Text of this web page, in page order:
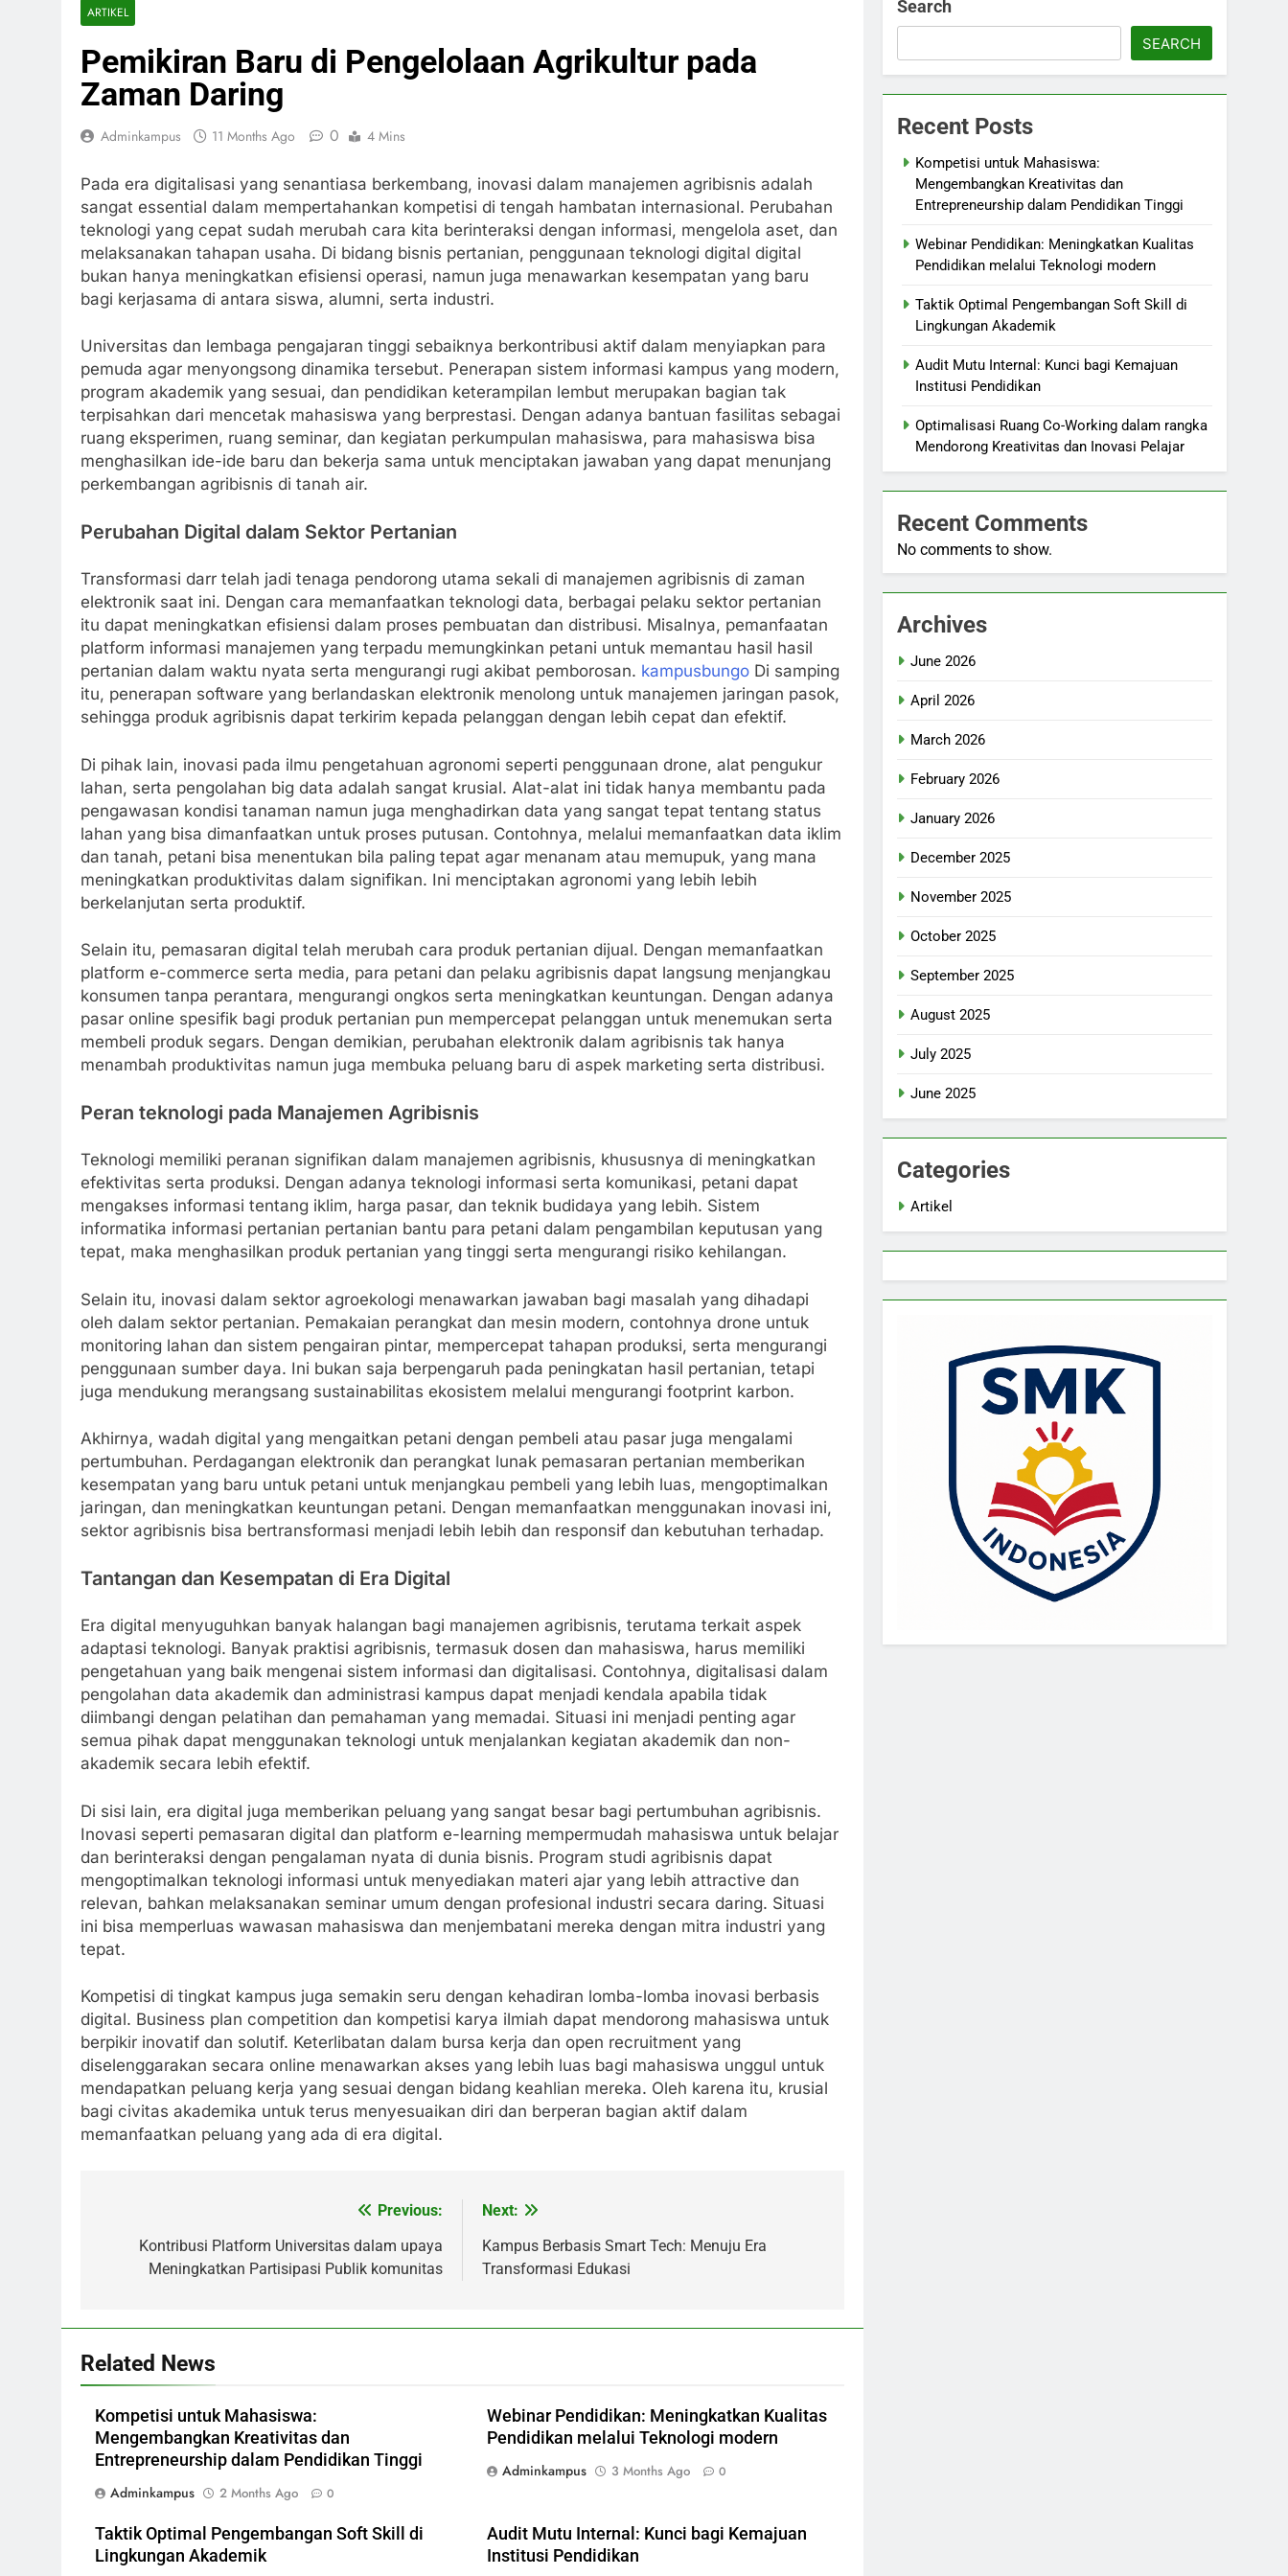
ARTIKEL
Pemikiran Baru di Pengelolaan Agrikultur pada
Zaman Daring
Adminkampus 11 Months Ago 0 4 Mins
Pada era digitalisasi yang senantiasa berkembang, inovasi dalam manajemen agribisnis adalah
sangat essential dalam mempertahankan kompetisi di tengah hambatan internasional. Perubahan
teknologi yang cepat sudah merubah cara kita berinteraksi dengan informasi, mengelola aset, dan
melaksanakan tahapan usaha. Di bidang bisnis pertanian, penggunaan teknologi digital digital
bukan hanya meningkatkan efisiensi operasi, namun juga menawarkan kesempatan yang baru
bagi kerjasama di antara siswa, alumni, serta industri.
Universitas dan lembaga pengajaran tinggi sebaiknya berkontribusi aktif dalam menyiapkan para
pemuda agar menyongsong dinamika tersebut. Penerapan sistem informasi kampus yang modern,
program akademik yang sesuai, dan pendidikan keterampilan lembut merupakan bagian tak
terpisahkan dari mencetak mahasiswa yang berprestasi. Dengan adanya bantuan fasilitas sebagai
ruang eksperimen, ruang seminar, dan kegiatan perkumpulan mahasiswa, para mahasiswa bisa
menghasilkan ide-ide baru dan bekerja sama untuk menciptakan jawaban yang dapat menunjang
perkembangan agribisnis di tanah air.
Perubahan Digital dalam Sektor Pertanian
Transformasi darr telah jadi tenaga pendorong utama sekali di manajemen agribisnis di zaman
elektronik saat ini. Dengan cara memanfaatkan teknologi data, berbagai pelaku sektor pertanian
itu dapat meningkatkan efisiensi dalam proses pembuatan dan distribusi. Misalnya, pemanfaatan
platform informasi manajemen yang terpadu memungkinkan petani untuk memantau hasil hasil
pertanian dalam waktu nyata serta mengurangi rugi akibat pemborosan. kampusbungo Di samping
itu, penerapan software yang berlandaskan elektronik menolong untuk manajemen jaringan pasok,
sehingga produk agribisnis dapat terkirim kepada pelanggan dengan lebih cepat dan efektif.
Di pihak lain, inovasi pada ilmu pengetahuan agronomi seperti penggunaan drone, alat pengukur
lahan, serta pengolahan big data adalah sangat krusial. Alat-alat ini tidak hanya membantu pada
pengawasan kondisi tanaman namun juga menghadirkan data yang sangat tepat tentang status
lahan yang bisa dimanfaatkan untuk proses putusan. Contohnya, melalui memanfaatkan data iklim
dan tanah, petani bisa menentukan bila paling tepat agar menanam atau memupuk, yang mana
meningkatkan produktivitas dalam signifikan. Ini menciptakan agronomi yang lebih lebih
berkelanjutan serta produktif.
Selain itu, pemasaran digital telah merubah cara produk pertanian dijual. Dengan memanfaatkan
platform e-commerce serta media, para petani dan pelaku agribisnis dapat langsung menjangkau
konsumen tanpa perantara, mengurangi ongkos serta meningkatkan keuntungan. Dengan adanya
pasar online spesifik bagi produk pertanian pun mempercepat pelanggan untuk menemukan serta
membeli produk segars. Dengan demikian, perubahan elektronik dalam agribisnis tak hanya
menambah produktivitas namun juga membuka peluang baru di aspek marketing serta distribusi.
Peran teknologi pada Manajemen Agribisnis
Teknologi memiliki peranan signifikan dalam manajemen agribisnis, khususnya di meningkatkan
efektivitas serta produksi. Dengan adanya teknologi informasi serta komunikasi, petani dapat
mengakses informasi tentang iklim, harga pasar, dan teknik budidaya yang lebih. Sistem
informatika informasi pertanian pertanian bantu para petani dalam pengambilan keputusan yang
tepat, maka menghasilkan produk pertanian yang tinggi serta mengurangi risiko kehilangan.
Selain itu, inovasi dalam sektor agroekologi menawarkan jawaban bagi masalah yang dihadapi
oleh dalam sektor pertanian. Pemakaian perangkat dan mesin modern, contohnya drone untuk
monitoring lahan dan sistem pengairan pintar, mempercepat tahapan produksi, serta mengurangi
penggunaan sumber daya. Ini bukan saja berpengaruh pada peningkatan hasil pertanian, tetapi
juga mendukung merangsang sustainabilitas ekosistem melalui mengurangi footprint karbon.
Akhirnya, wadah digital yang mengaitkan petani dengan pembeli atau pasar juga mengalami
pertumbuhan. Perdagangan elektronik dan perangkat lunak pemasaran pertanian memberikan
kesempatan yang baru untuk petani untuk menjangkau pembeli yang lebih luas, mengoptimalkan
jaringan, dan meningkatkan keuntungan petani. Dengan memanfaatkan menggunakan inovasi ini,
sektor agribisnis bisa bertransformasi menjadi lebih lebih dan responsif dan kebutuhan terhadap.
Tantangan dan Kesempatan di Era Digital
Era digital menyuguhkan banyak halangan bagi manajemen agribisnis, terutama terkait aspek
adaptasi teknologi. Banyak praktisi agribisnis, termasuk dosen dan mahasiswa, harus memiliki
pengetahuan yang baik mengenai sistem informasi dan digitalisasi. Contohnya, digitalisasi dalam
pengolahan data akademik dan administrasi kampus dapat menjadi kendala apabila tidak
diimbangi dengan pelatihan dan pemahaman yang memadai. Situasi ini menjadi penting agar
semua pihak dapat menggunakan teknologi untuk menjalankan kegiatan akademik dan non-
akademik secara lebih efektif.
Di sisi lain, era digital juga memberikan peluang yang sangat besar bagi pertumbuhan agribisnis.
Inovasi seperti pemasaran digital dan platform e-learning mempermudah mahasiswa untuk belajar
dan berinteraksi dengan pengalaman nyata di dunia bisnis. Program studi agribisnis dapat
mengoptimalkan teknologi informasi untuk menyediakan materi ajar yang lebih attractive dan
relevan, bahkan melaksanakan seminar umum dengan profesional industri secara daring. Situasi
ini bisa memperluas wawasan mahasiswa dan menjembatani mereka dengan mitra industri yang
tepat.
Kompetisi di tingkat kampus juga semakin seru dengan kehadiran lomba-lomba inovasi berbasis
digital. Business plan competition dan kompetisi karya ilmiah dapat mendorong mahasiswa untuk
berpikir inovatif dan solutif. Keterlibatan dalam bursa kerja dan open recruitment yang
diselenggarakan secara online menawarkan akses yang lebih luas bagi mahasiswa unggul untuk
mendapatkan peluang kerja yang sesuai dengan bidang keahlian mereka. Oleh karena itu, krusial
bagi civitas akademika untuk terus menyesuaikan diri dan berperan bagian aktif dalam
memanfaatkan peluang yang ada di era digital.
navigation
Previous:
Kontribusi Platform Universitas dalam upaya
Meningkatkan Partisipasi Publik komunitas
Next:
Kampus Berbasis Smart Tech: Menuju Era
Transformasi Edukasi
Related News
Kompetisi untuk Mahasiswa:
Mengembangkan Kreativitas dan
Entrepreneurship dalam Pendidikan Tinggi
Adminkampus
2 Months Ago 0
Webinar Pendidikan: Meningkatkan Kualitas
Pendidikan melalui Teknologi modern
Adminkampus
3 Months Ago 0
Taktik Optimal Pengembangan Soft Skill di
Lingkungan Akademik
Audit Mutu Internal: Kunci bagi Kemajuan
Institusi Pendidikan
Search
SEARCH
Recent Posts
Kompetisi untuk Mahasiswa:
Mengembangkan Kreativitas dan
Entrepreneurship dalam Pendidikan Tinggi
Webinar Pendidikan: Meningkatkan Kualitas
Pendidikan melalui Teknologi modern
Taktik Optimal Pengembangan Soft Skill di
Lingkungan Akademik
Audit Mutu Internal: Kunci bagi Kemajuan
Institusi Pendidikan
Optimalisasi Ruang Co-Working dalam rangka
Mendorong Kreativitas dan Inovasi Pelajar
Recent Comments
No comments to show.
Archives
June 2026
April 2026
March 2026
February 2026
January 2026
December 2025
November 2025
October 2025
September 2025
August 2025
July 2025
June 2025
Categories
Artikel